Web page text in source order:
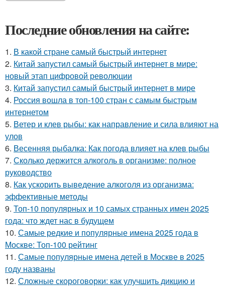
Последние обновления на сайте:
1. В какой стране самый быстрый интернет
2. Китай запустил самый быстрый интернет в мире:
новый этап цифровой революции
3. Китай запустил самый быстрый интернет в мире
4. Россия вошла в топ-100 стран с самым быстрым
интернетом
5. Ветер и клев рыбы: как направление и сила влияют на
улов
6. Весенняя рыбалка: Как погода влияет на клев рыбы
7. Сколько держится алкоголь в организме: полное
руководство
8. Как ускорить выведение алкоголя из организма:
эффективные методы
9. Топ-10 популярных и 10 самых странных имен 2025
года: что ждет нас в будущем
10. Самые редкие и популярные имена 2025 года в
Москве: Топ-100 рейтинг
11. Самые популярные имена детей в Москве в 2025
году названы
12. Сложные скороговорки: как улучшить дикцию и